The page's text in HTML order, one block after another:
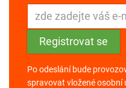
Po odeslání bude
spravovat vložené osobní